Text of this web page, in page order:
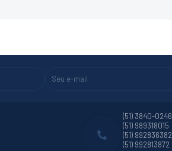
(51) 3840-0246
(51) 989318015
(51) 992836382
(51) 992813872